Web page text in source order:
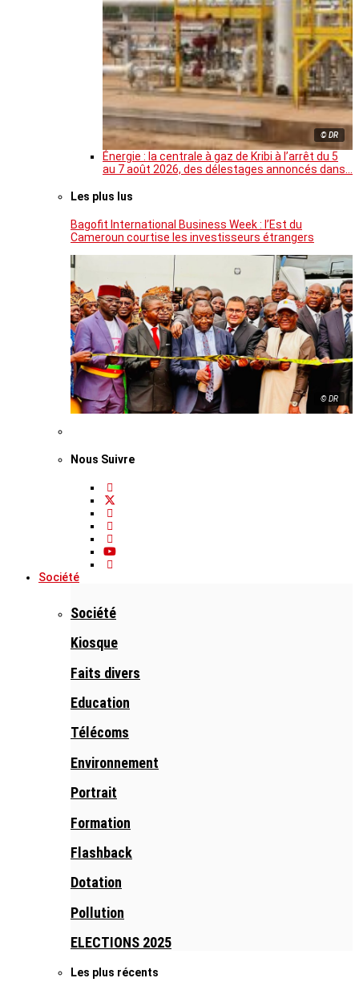
© DR
Énergie : la centrale à gaz de Kribi à l’arrêt du 5
au 7 août 2026, des délestages annoncés dans…
Les plus lus
Bagofit International Business Week : l’Est du
Cameroun courtise les investisseurs étrangers
© DR
Nous Suivre
Société
Société
Kiosque
Faits divers
Education
Télécoms
Environnement
Portrait
Formation
Flashback
Dotation
Pollution
ELECTIONS 2025
Les plus récents